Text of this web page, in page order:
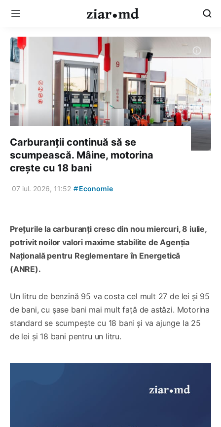
Carburanții continuă să se
scumpească. Mâine, motorina
crește cu 18 bani
07 iul. 2026, 11:52 #Economie
Prețurile la carburanți cresc din nou miercuri, 8 iulie,
potrivit noilor valori maxime stabilite de Agenția
Națională pentru Reglementare în Energetică
(ANRE).
Un litru de benzină 95 va costa cel mult 27 de lei și 95
de bani, cu șase bani mai mult față de astăzi. Motorina
standard se scumpește cu 18 bani și va ajunge la 25
de lei și 18 bani pentru un litru.